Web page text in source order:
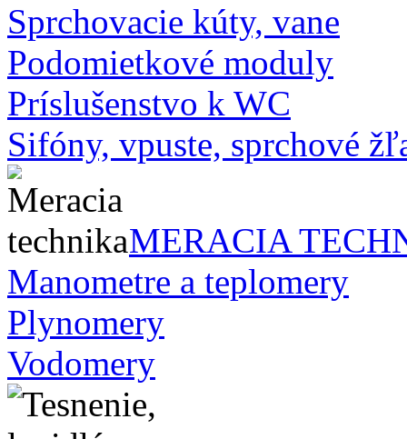
Sprchovacie kúty, vane
Podomietkové moduly
Príslušenstvo k WC
Sifóny, vpuste, sprchové
MERACIA
Manometre a teplomery
Plynomery
Vodomery